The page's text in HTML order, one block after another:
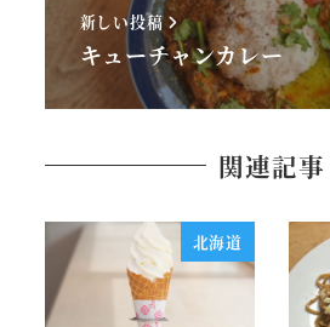
新しい投稿
キューチャンカレー
関連記事
北海道